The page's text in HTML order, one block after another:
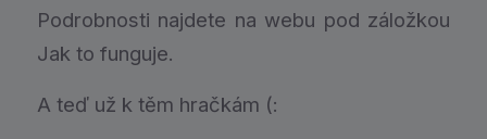
Podrobnosti najdete na webu pod záložkou
Jak to funguje.
A teď už k těm hračkám (: